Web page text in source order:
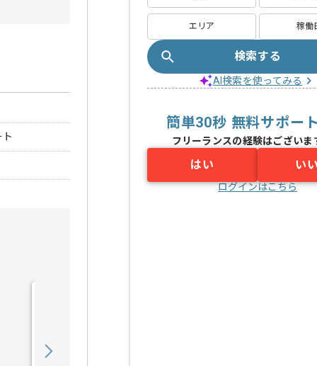
エリア 稼働
検索する
AI検索を使ってみる
簡単30秒 無料サポー
フリーランスの経験はございま
はい い
ログインはこちら